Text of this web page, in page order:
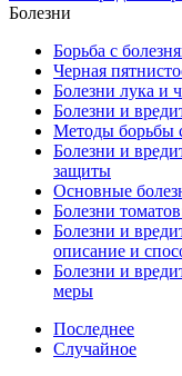
Болезни
Борьба с
Черная
Болезни лука и
Болезни и
Методы борьбы
Болезни и
защиты
Основные
Болезни
Болезни и
описание и
Болезни и
меры
Последнее
Случайное